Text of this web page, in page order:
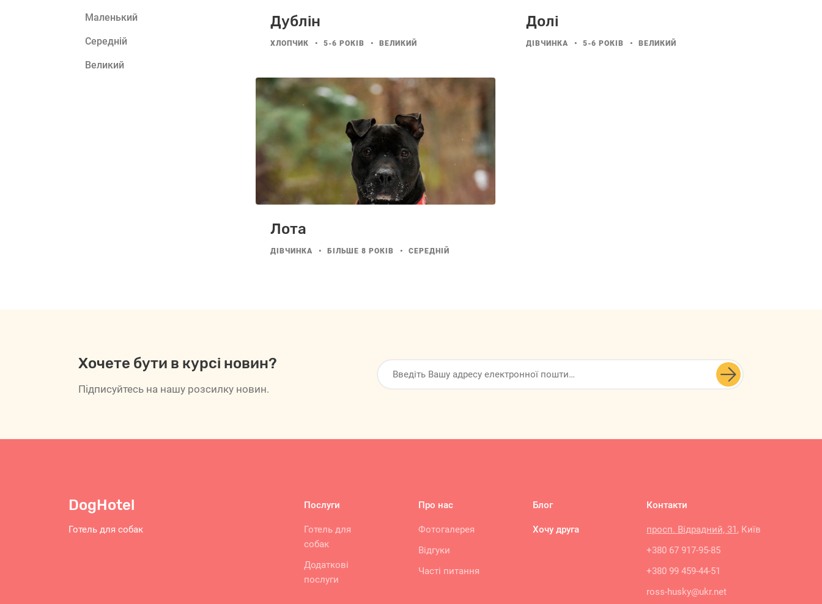
Маленький
Середній
Великий
Дублін
ХЛОПЧИК 5-6 РОКІВ ВЕЛИКИЙ
Долі
ДІВЧИНКА 5-6 РОКІВ ВЕЛИКИЙ
Лота
ДІВЧИНКА БІЛЬШЕ 8 РОКІВ СЕРЕДНІЙ
Хочете бути в курсі новин?
Підписуйтесь на нашу розсилку новин.

DogHotel
Готель для собак
Послуги
Готель для
собак
Додаткові
послуги
Про нас
Фотогалерея
Відгуки
Часті питання
Блог
Хочу друга
Контакти
просп. Відрадний, 31, Київ
+380 67 917-95-85
+380 99 459-44-51
ross-husky@ukr.net